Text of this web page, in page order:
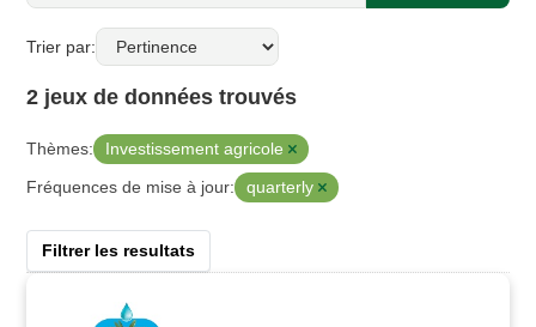
Trier par
2 jeux de données trouvés
Thèmes: Investissement agricole
Fréquences de mise à jour: quarterly
Filtrer les resultats